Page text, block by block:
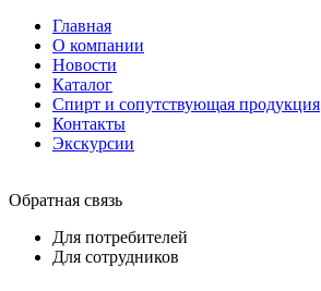
Главная
О компании
Новости
Каталог
Спирт и сопутствующая продукция
Контакты
Экскурсии
Обратная связь
Для потребителей
Для сотрудников